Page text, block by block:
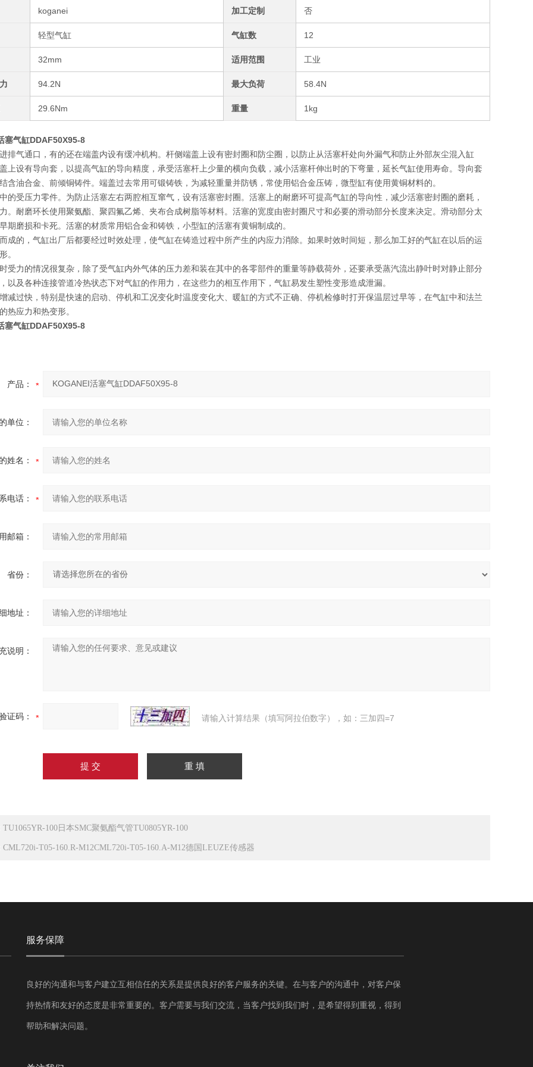
koganei 加工定制 否
轻型气缸 气缸数 12
32mm 适用范围 工业
94.2N 最大负荷 58.4N
29.6Nm 重量 1kg
塞气缸DDAF50X95-8
排气通口，有的还在端盖内设有缓冲机构。杆侧端盖上设有密封圈和防尘圈，以防止从活塞杆处向外漏气和防止外部灰尘混入缸
上设有导向套，以提高气缸的导向精度，承受活塞杆上少量的横向负载，减小活塞杆伸出时的下弯量，延长气缸使用寿命。导向套
含油合金、前倾铜铸件。端盖过去常用可锻铸铁，为减轻重量并防锈，常使用铝合金压铸，微型缸有使用黄铜材料的。
的受压力零件。为防止活塞左右两腔相互窜气，设有活塞密封圈。活塞上的耐磨环可提高气缸的导向性，减少活塞密封圈的磨耗，
。耐磨环长使用聚氨酯、聚四氟乙烯、夹布合成树脂等材料。活塞的宽度由密封圈尺寸和必要的滑动部分长度来决定。滑动部分太
期磨损和卡死。活塞的材质常用铝合金和铸铁，小型缸的活塞有黄铜制成的。
成的，气缸出厂后都要经过时效处理，使气缸在铸造过程中所产生的内应力消除。如果时效时间短，那么加工好的气缸在以后的运
。
受力的情况很复杂，除了受气缸内外气体的压力差和装在其中的各零部件的重量等静载荷外，还要承受蒸汽流出静叶时对静止部分
以及各种连接管道冷热状态下对气缸的作用力，在这些力的相互作用下，气缸易发生塑性变形造成泄漏。
减过快，特别是快速的启动、停机和工况变化时温度变化大、暖缸的方式不正确、停机检修时打开保温层过早等，在气缸中和法兰
热应力和热变形。
塞气缸DDAF50X95-8
产品：
单位：
姓名：
电话：
邮箱：
省份：
地址：
说明：
证码： 请输入计算结果（填写阿拉伯数字），如：三加四=7
TU1065YR-100日本SMC聚氨酯气管TU0805YR-100
CML720i-T05-160.R-M12CML720i-T05-160.A-M12德国LEUZE传感器
服务保障
良好的沟通和与客户建立互相信任的关系是提供良好的客户服务的关键。在与客户的沟通中，对客户保
持热情和友好的态度是非常重要的。客户需要与我们交流，当客户找到我们时，是希望得到重视，得到
帮助和解决问题。